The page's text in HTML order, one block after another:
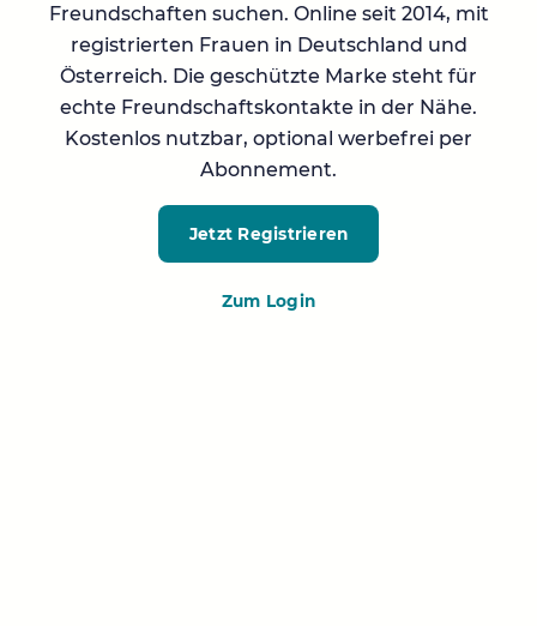
Freundschaften suchen. Online seit 2014, mit
registrierten Frauen in Deutschland und
Österreich. Die geschützte Marke steht für
echte Freundschaftskontakte in der Nähe.
Kostenlos nutzbar, optional werbefrei per
Abonnement.
Jetzt Registrieren
Zum Login